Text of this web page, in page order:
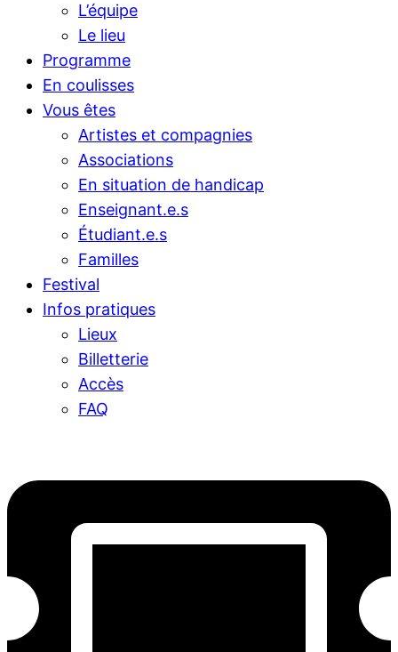
L’équipe
Le lieu
Programme
En coulisses
Vous êtes
Artistes et compagnies
Associations
En situation de handicap
Enseignant.e.s
Étudiant.e.s
Familles
Festival
Infos pratiques
Lieux
Billetterie
Accès
FAQ